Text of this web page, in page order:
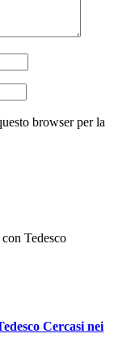
browser per la
Cercasi nei